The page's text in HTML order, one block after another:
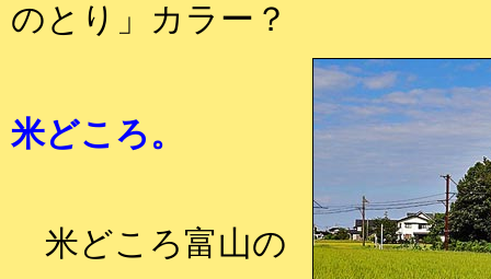
のとり」カラー？
米どころ。
米どころ富山の